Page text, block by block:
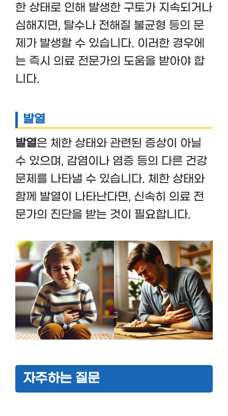
한 상태로 인해 발생한 구토가 지속되거나
심해지면, 탈수나 전해질 불균형 등의 문
제가 발생할 수 있습니다. 이러한 경우에
는 즉시 의료 전문가의 도움을 받아야 합
니다.
발열
발열은 체한 상태와 관련된 증상이 아닐
수 있으며, 감염이나 염증 등의 다른 건강
문제를 나타낼 수 있습니다. 체한 상태와
함께 발열이 나타난다면, 신속히 의료 전
문가의 진단을 받는 것이 필요합니다.
자주하는 질문